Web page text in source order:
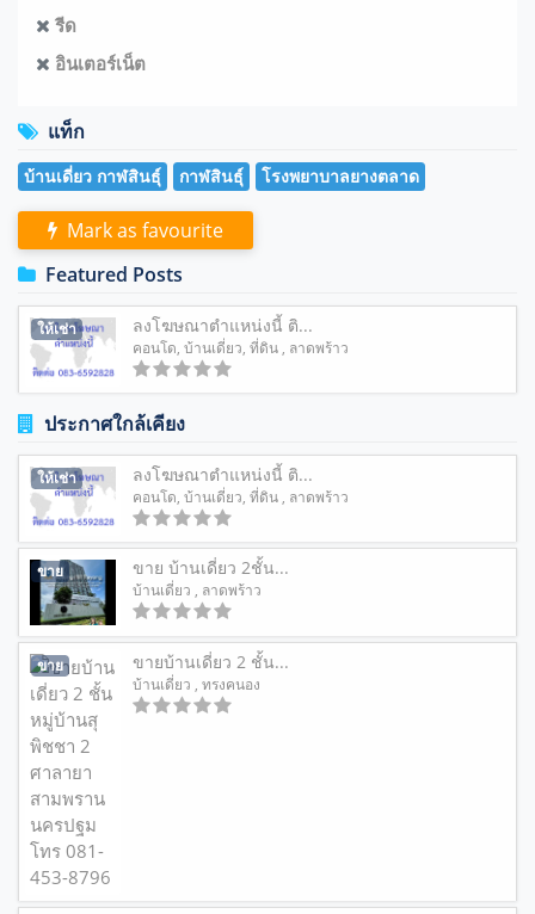
รีด
อินเตอร์เน็ต
แท็ก
บ้านเดี่ยว กาฬสินธุ์ กาฬสินธุ์ โรงพยาบาลยางตลาด
Mark as favourite
Featured Posts
ให้เช่า ลงโฆษณาตำแหน่งนี้ ติ...
คอนโด, บ้านเดี่ยว, ที่ดิน , ลาดพร้าว
ประกาศใกล้เคียง
ให้เช่า ลงโฆษณาตำแหน่งนี้ ติ...
คอนโด, บ้านเดี่ยว, ที่ดิน , ลาดพร้าว
ขาย ขาย บ้านเดี่ยว 2ชั้น...
บ้านเดี่ยว , ลาดพร้าว
ขาย ขายบ้านเดี่ยว 2 ชั้น...
บ้านเดี่ยว , ทรงคนอง